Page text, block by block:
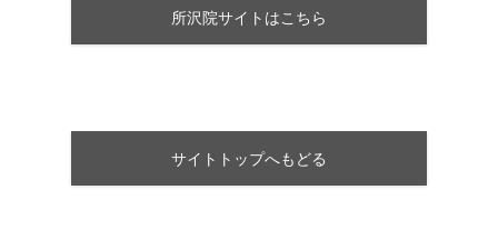
所沢院サイトはこちら
サイトトップへもどる